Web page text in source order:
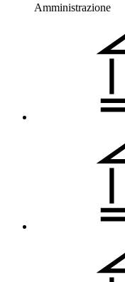
Amministrazione